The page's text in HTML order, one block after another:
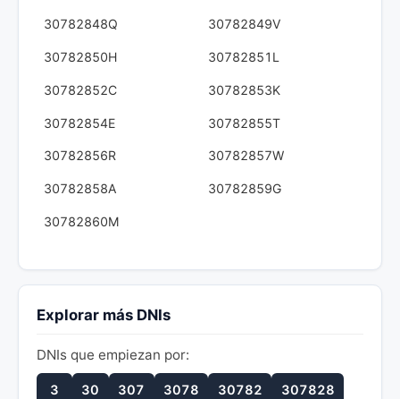
30782848Q 30782849V
30782850H 30782851L
30782852C 30782853K
30782854E 30782855T
30782856R 30782857W
30782858A 30782859G
30782860M
Explorar más DNIs
DNIs que empiezan por:
3 30 307 3078 30782 307828